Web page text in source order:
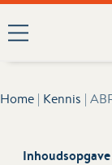
Home | Kennis |
Inhoudsopgave